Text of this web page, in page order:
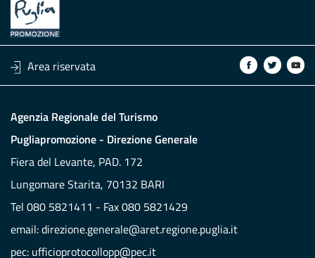
Area riservata
Agenzia Regionale del Turismo
Pugliapromozione - Direzione Generale
Fiera del Levante, PAD. 172
Lungomare Starita, 70132 BARI
Tel 080 5821411 - Fax 080 5821429
email:direzione.generale@aret.regione.puglia.it
pec: ufficioprotocollopp@pec.it